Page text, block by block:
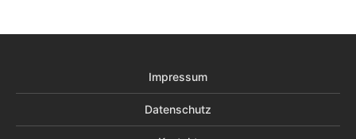
Impressum
Datenschutz